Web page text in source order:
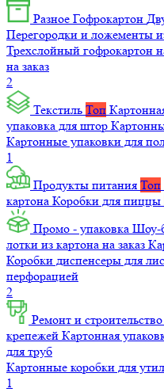
Разное Гофрокартон
Перегородки и ложементы
Трехслойный гофрокартон
на заказ
2
Текстиль Топ
упаковка для штор
Картонные упаковки для
1
Продукты питания Топ
картона Коробки для пиццы
Промо - упаковка Шоу-
лотки из картона на заказ
Коробки диспенсеры для
перфорацией
2
Ремонт и строительство
крепежей Картонная
для труб
Картонные коробки для
1